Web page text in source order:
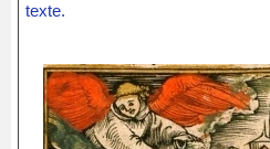
texte.